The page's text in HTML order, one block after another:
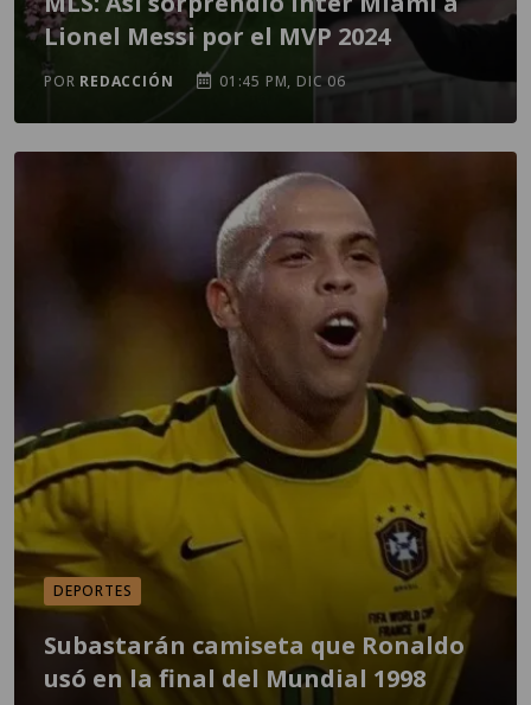
Lionel Messi por el MVP 2024
POR REDACCIÓN 01:45 PM, DIC 06
DEPORTES
Subastarán camiseta que Ronaldo
usó en la final del Mundial 1998